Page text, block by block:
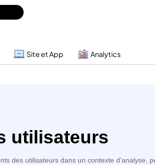
Site et App Analytics
utilisateurs
des utilisateurs dans un contexte d'analyse,